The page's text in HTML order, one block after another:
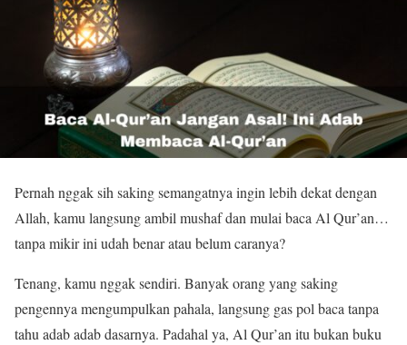
Pernah nggak sih saking semangatnya ingin lebih dekat dengan
Allah, kamu langsung ambil mushaf dan mulai baca Al Qur’an…
tanpa mikir ini udah benar atau belum caranya?
Tenang, kamu nggak sendiri. Banyak orang yang saking
pengennya mengumpulkan pahala, langsung gas pol baca tanpa
tahu adab adab dasarnya. Padahal ya, Al Qur’an itu bukan buku